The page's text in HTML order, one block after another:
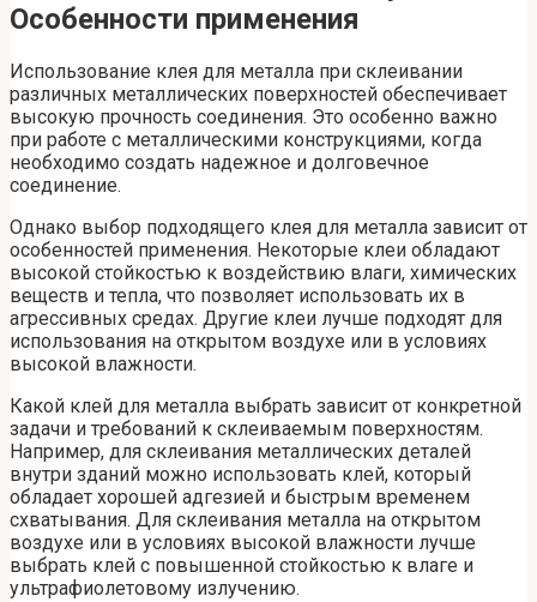
Особенности применения
Использование клея для металла при склеивании
различных металлических поверхностей обеспечивает
высокую прочность соединения. Это особенно важно
при работе с металлическими конструкциями, когда
необходимо создать надежное и долговечное
соединение.
Однако выбор подходящего клея для металла зависит от
особенностей применения. Некоторые клеи обладают
высокой стойкостью к воздействию влаги, химических
веществ и тепла, что позволяет использовать их в
агрессивных средах. Другие клеи лучше подходят для
использования на открытом воздухе или в условиях
высокой влажности.
Какой клей для металла выбрать зависит от конкретной
задачи и требований к склеиваемым поверхностям.
Например, для склеивания металлических деталей
внутри зданий можно использовать клей, который
обладает хорошей адгезией и быстрым временем
схватывания. Для склеивания металла на открытом
воздухе или в условиях высокой влажности лучше
выбрать клей с повышенной стойкостью к влаге и
ультрафиолетовому излучению.